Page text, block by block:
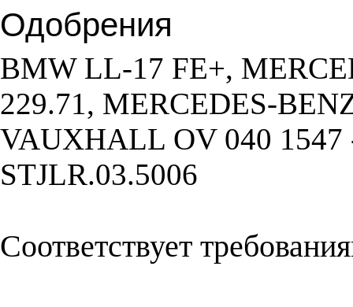
Одобрения
BMW LL-17 FE+,
229.71, MERCEDES-
VAUXHALL OV 040 1547
STJLR.03.5006
Соответствует